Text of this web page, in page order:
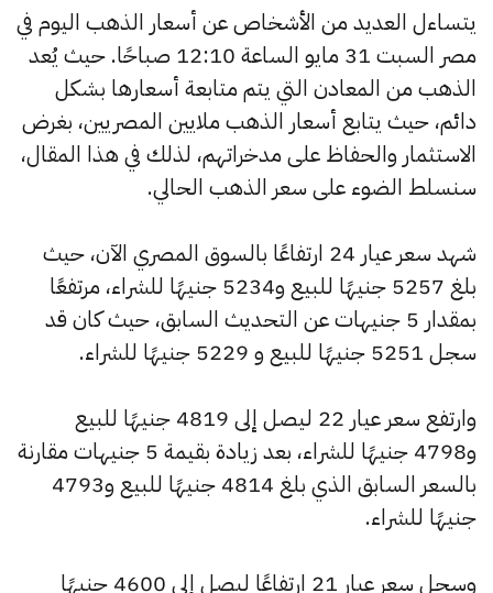
يتساءل العديد من الأشخاص عن أسعار الذهب اليوم في
مصر السبت 31 مايو الساعة 12:10 صباحًا. حيث يُعد
الذهب من المعادن التي يتم متابعة أسعارها بشكل
دائم، حيث يتابع أسعار الذهب ملايين المصريين، بغرض
الاستثمار والحفاظ على مدخراتهم، لذلك في هذا المقال،
سنسلط الضوء على سعر الذهب الحالي.
شهد سعر عيار 24 ارتفاعًا بالسوق المصري الآن، حيث
بلغ 5257 جنيهًا للبيع و5234 جنيهًا للشراء، مرتفعًا
بمقدار 5 جنيهات عن التحديث السابق، حيث كان قد
سجل 5251 جنيهًا للبيع و 5229 جنيهًا للشراء.
وارتفع سعر عيار 22 ليصل إلى 4819 جنيهًا للبيع
و4798 جنيهًا للشراء، بعد زيادة بقيمة 5 جنيهات مقارنة
بالسعر السابق الذي بلغ 4814 جنيهًا للبيع و4793
جنيهًا للشراء.
وسجل سعر عيار 21 ارتفاعًا ليصل إلى 4600 جنيهًا